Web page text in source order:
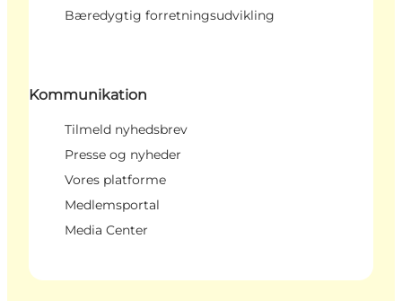
Bæredygtig forretningsudvikling
Kommunikation
Tilmeld nyhedsbrev
Presse og nyheder
Vores platforme
Medlemsportal
Media Center